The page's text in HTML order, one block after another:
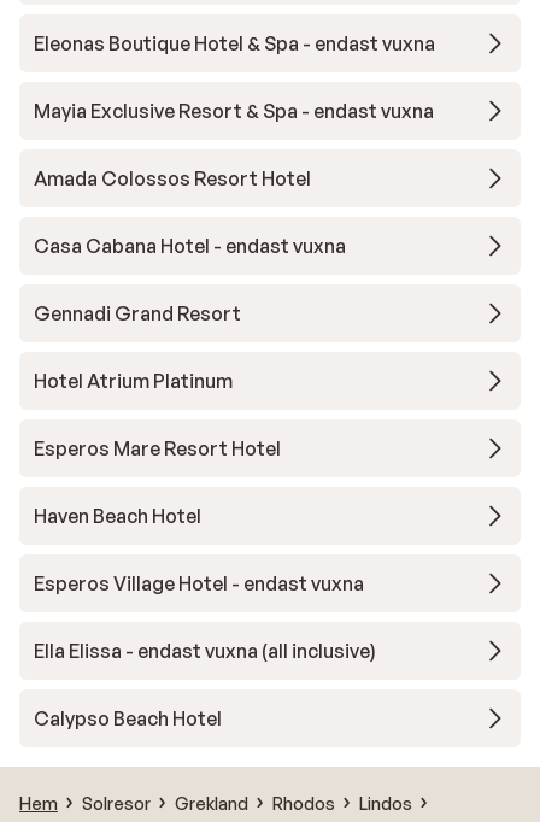
Eleonas Boutique Hotel & Spa - endast vuxna
Mayia Exclusive Resort & Spa - endast vuxna
Amada Colossos Resort Hotel
Casa Cabana Hotel - endast vuxna
Gennadi Grand Resort
Hotel Atrium Platinum
Esperos Mare Resort Hotel
Haven Beach Hotel
Esperos Village Hotel - endast vuxna
Ella Elissa - endast vuxna (all inclusive)
Calypso Beach Hotel
Hem Solresor Grekland Rhodos
Lindos